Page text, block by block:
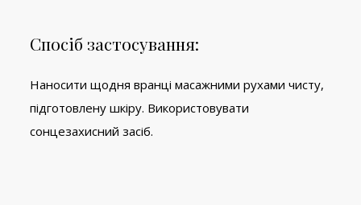
Спосіб застосування:
Наносити щодня вранці масажними рухами чисту,
підготовлену шкіру. Використовувати
сонцезахисний засіб.